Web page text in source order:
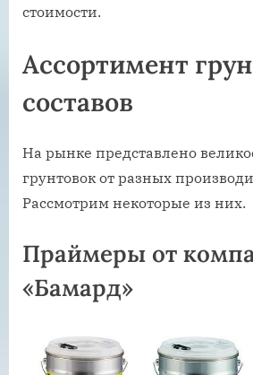
стоимости.
Ассортимент
составов
На рынке представлено
грунтовок от разных
Рассмотрим некоторые из них.
Праймеры от
«Бамард»